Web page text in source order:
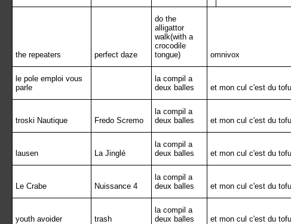
the repeaters perfect daze
do the
alligattor
walk(with a
crocodile
tongue)
omnivox
le pole emploi vous
parle
la compil a
deux balles
et mon cul c'est du tofu
troski Nautique Fredo Scremo
la compil a
deux balles
et mon cul c'est du tofu
lausen La Jinglé
la compil a
deux balles
et mon cul c'est du tofu
Le Crabe Nuissance 4
la compil a
deux balles
et mon cul c'est du tofu
youth avoider trash
la compil a
deux balles
et mon cul c'est du tofu